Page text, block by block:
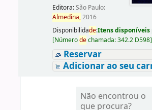
Editora:São Paulo:
Almedina,2016
Disponibilidade:Itens disponíveis
[Númerodechamada:342.2 D598]
Reservar
Adicionar ao seu
Não encontrou o
que procura?